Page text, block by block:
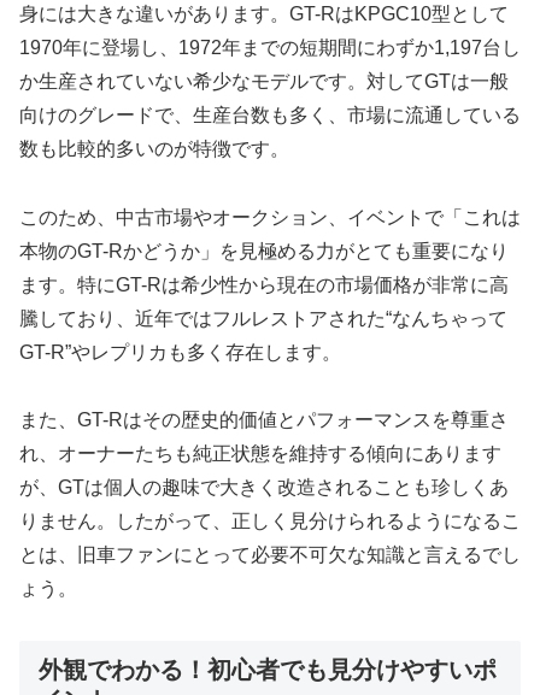
身には大きな違いがあります。GT-RはKPGC10型として
1970年に登場し、1972年までの短期間にわずか1,197台し
か生産されていない希少なモデルです。対してGTは一般
向けのグレードで、生産台数も多く、市場に流通している
数も比較的多いのが特徴です。
このため、中古市場やオークション、イベントで「これは
本物のGT-Rかどうか」を見極める力がとても重要になり
ます。特にGT-Rは希少性から現在の市場価格が非常に高
騰しており、近年ではフルレストアされた“なんちゃって
GT-R”やレプリカも多く存在します。
また、GT-Rはその歴史的価値とパフォーマンスを尊重さ
れ、オーナーたちも純正状態を維持する傾向にあります
が、GTは個人の趣味で大きく改造されることも珍しくあ
りません。したがって、正しく見分けられるようになるこ
とは、旧車ファンにとって必要不可欠な知識と言えるでし
ょう。
外観でわかる！初心者でも見分けやすいポ